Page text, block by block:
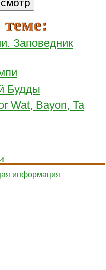
Заповедник
Будды
Wat, Bayon, Ta
информация